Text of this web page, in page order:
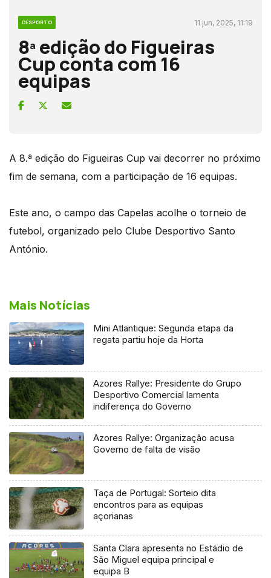
DESPORTO 11 jun, 2025, 11:19
8ª edição do Figueiras
Cup conta com 16
equipas
A 8.ª edição do Figueiras Cup vai decorrer no próximo
fim de semana, com a participação de 16 equipas.
Este ano, o campo das Capelas acolhe o torneio de
futebol, organizado pelo Clube Desportivo Santo
António.
Mais Notícias
Mini Atlantique: Segunda etapa da
regata partiu hoje da Horta
Azores Rallye: Presidente do Grupo
Desportivo Comercial lamenta
indiferença do Governo
Azores Rallye: Organização acusa
Governo de falta de visão
Taça de Portugal: Sorteio dita
encontros para as equipas
açorianas
Santa Clara apresenta no Estádio de
São Miguel equipa principal e
equipa B